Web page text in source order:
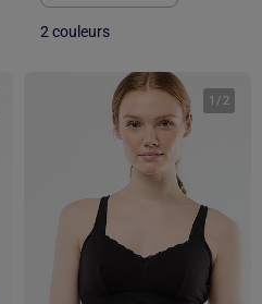
2 couleurs
1 / 2